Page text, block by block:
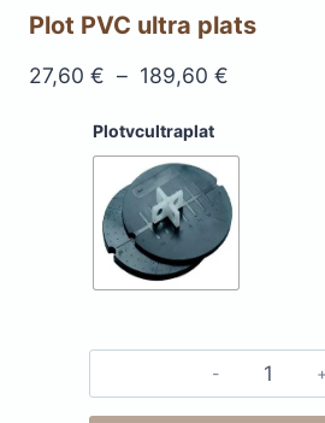
Plot PVC ultra plats
27,60 € – 189,60 €
à
189,60 €
Plotvcultraplat
quantité